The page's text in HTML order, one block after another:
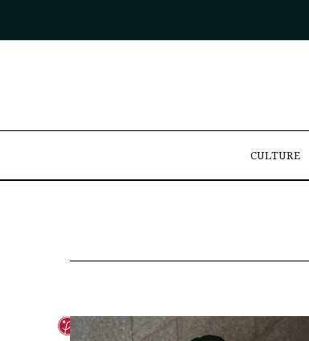
CULTURE